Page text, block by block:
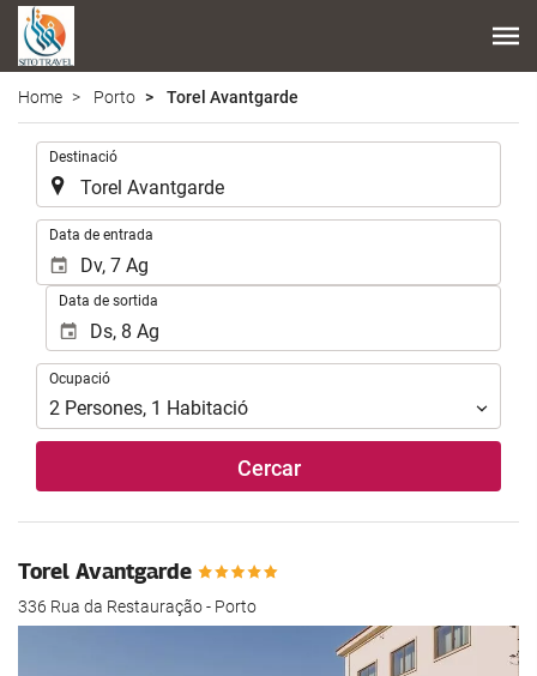
Home Porto Torel Avantgarde
Destinació
Data de entrada
Data de sortida
Ocupació
Ocupació
2 Persones, 1 Habitació
Cercar
Torel Avantgarde
336 Rua da Restauração - Porto